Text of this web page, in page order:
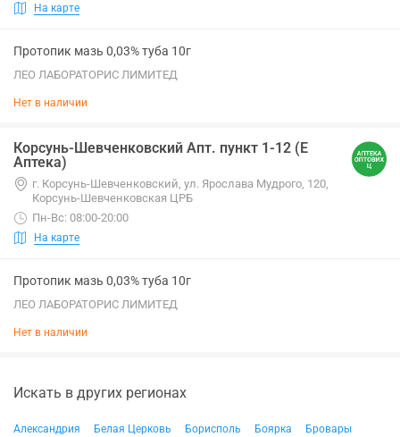
На карте
Протопик мазь 0,03% туба 10г
ЛЕО ЛАБОРАТОРИС ЛИМИТЕД
Нет в наличии
Корсунь-Шевченковский Апт. пункт 1-12 (Е
Аптека)
г. Корсунь-Шевченковский, ул. Ярослава Мудрого, 120,
Корсунь-Шевченковская ЦРБ
Пн-Вс: 08:00-20:00
На карте
Протопик мазь 0,03% туба 10г
ЛЕО ЛАБОРАТОРИС ЛИМИТЕД
Нет в наличии
Искать в других регионах
Александрия Белая Церковь Борисполь Боярка
Бровары